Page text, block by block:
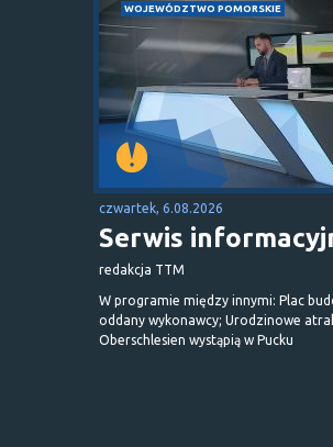
WOJEWÓDZTWO POMORSKIE
czwartek, 6.08.2026
Serwis
redakcja TTM
W programie między innymi: Plac
oddany wykonawcy; Urodzinowe
Oberschlesien wystąpią w Pucku